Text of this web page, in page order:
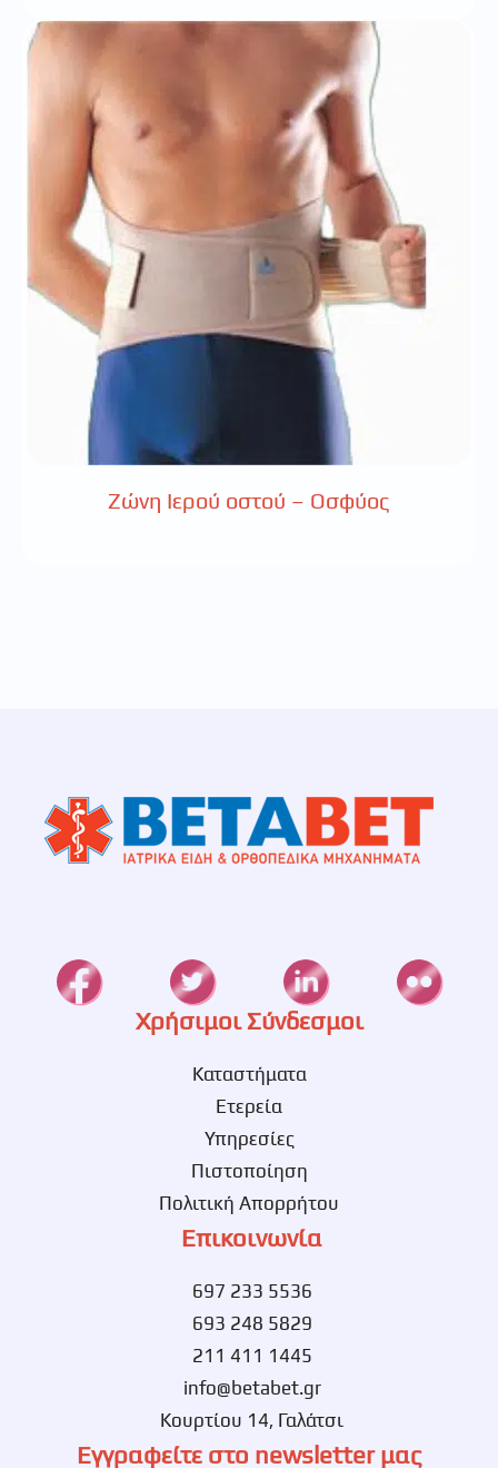
Ζώνη Ιερού οστού – Οσφύος
Χρήσιμοι Σύνδεσμοι
Καταστήματα
Ετερεία
Υπηρεσίες
Πιστοποίηση
Πολιτική Απορρήτου
Επικοινωνία
697 233 5536
693 248 5829
211 411 1445
info@betabet.gr
Κουρτίου 14, Γαλάτσι
Εγγραφείτε στο newsletter μας